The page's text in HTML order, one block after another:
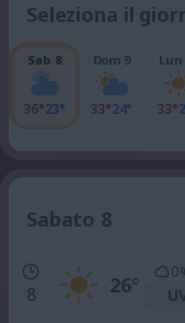
Seleziona il
Sab 8
36°23°
Dom 9
33°24°
Lun
33°
Sabato 8
8 26°
0